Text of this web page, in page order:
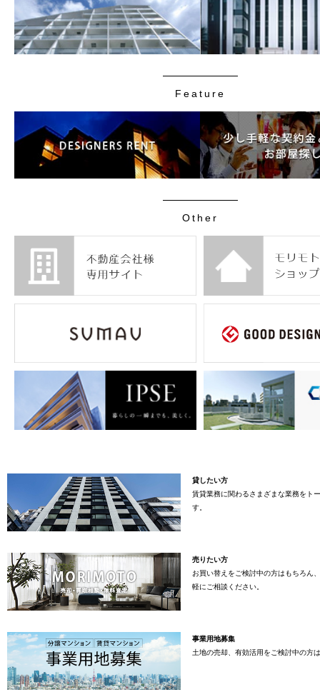
Feature
Other
貸したい方
賃貸業務に関わるさまざまな業務をト
す。
売りたい方
お買い替えをご検討中の方はもちろん
軽にご相談ください。
事業用地募集
土地の売却、有効活用をご検討中の方